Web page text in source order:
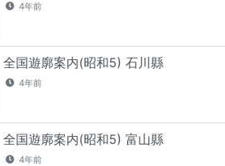
4年前
全国遊廓案内(昭和5) 石川縣
4年前
全国遊廓案内(昭和5) 富山縣
4年前